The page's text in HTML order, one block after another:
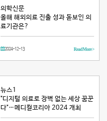
의학신문
올해 해외의료 진출 성과 돋보인 의
료기관은?
2024-12-13 Read More >
뉴스1
"디지털 의료로 장벽 없는 세상 꿈꾼
다"…메디컬코리아 2024 개최